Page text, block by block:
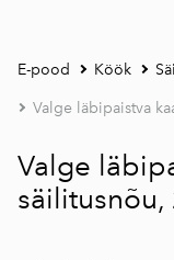
E-pood Köök
Valge läbipaistva
Valge
säilitusnõu,